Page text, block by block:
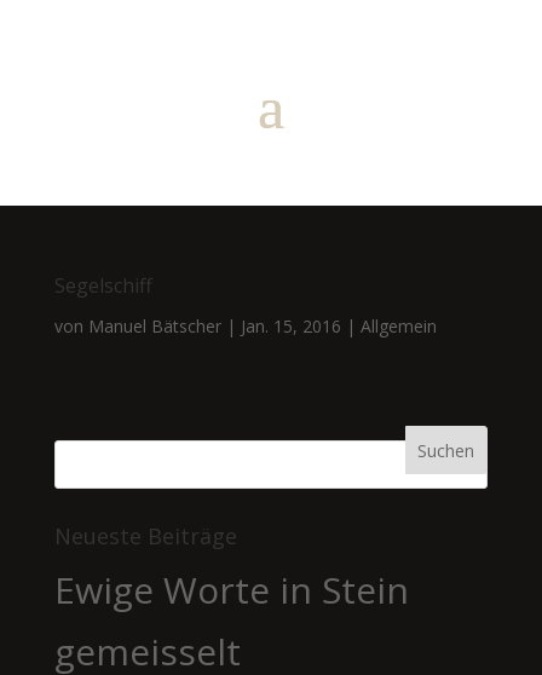
Segelschiff
von Manuel Bätscher| Jan. 15, 2016 | Allgemein
Neueste Beiträge
Ewige Worte in Stein
gemeisselt